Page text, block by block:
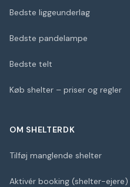
Bedste liggeunderlag
Bedste pandelampe
Bedste telt
Køb shelter – priser og regler
OM SHELTERDK
Tilføj manglende shelter
Aktivér booking (shelter-ejere)